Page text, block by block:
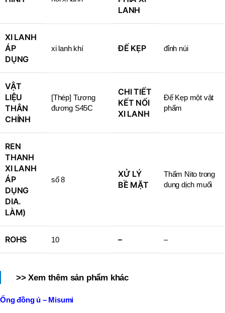
LANH
XI LANH
ÁP
DỤNG
xi lanh khí ĐẾ KẸP đỉnh núi
VẬT
LIỆU
THÂN
CHÍNH
[Thép] Tương
đương S45C
CHI TIẾT
KẾT NỐI
XI LANH
Đế Kẹp một vật
phẩm
REN
THANH
XI LANH
ÁP
DỤNG
DIA.
LÀM)
số 8
XỬ LÝ
BỀ MẶT
Thấm Nito trong
dung dịch muối
ROHS 10 – –
>> Xem thêm sản phẩm khác
Ống đồng ủ – Misumi